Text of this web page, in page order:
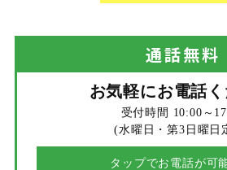
通話無料
お気軽にお電話
受付時間 10:00～
(水曜日・第3日曜日
タップでお電話が可